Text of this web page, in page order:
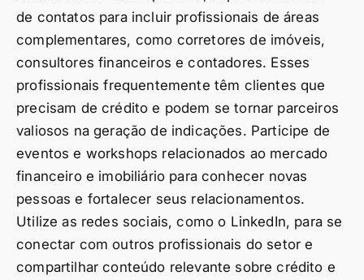
de contatos para incluir profissionais de áreas
complementares, como corretores de imóveis,
consultores financeiros e contadores. Esses
profissionais frequentemente têm clientes que
precisam de crédito e podem se tornar parceiros
valiosos na geração de indicações. Participe de
eventos e workshops relacionados ao mercado
financeiro e imobiliário para conhecer novas
pessoas e fortalecer seus relacionamentos.
Utilize as redes sociais, como o LinkedIn, para se
conectar com outros profissionais do setor e
compartilhar conteúdo relevante sobre crédito e